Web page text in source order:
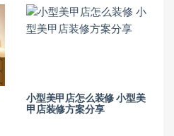
小型美甲店怎么装修 小型美
甲店装修方案分享